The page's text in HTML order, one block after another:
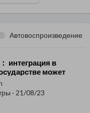
Автовоспроизведение
интеграция в
может
для ЕАЭС
· 21/08/23